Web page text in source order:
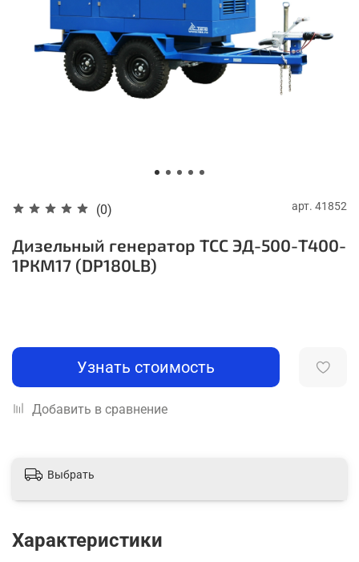
(0) арт. 41852
Дизельный генератор ТСС ЭД-500-Т400-
1РКМ17 (DP180LB)
Узнать стоимость
Добавить в сравнение
Выбрать
Характеристики